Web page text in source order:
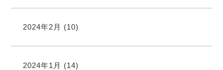
2024年2月 (10)
2024年1月 (14)